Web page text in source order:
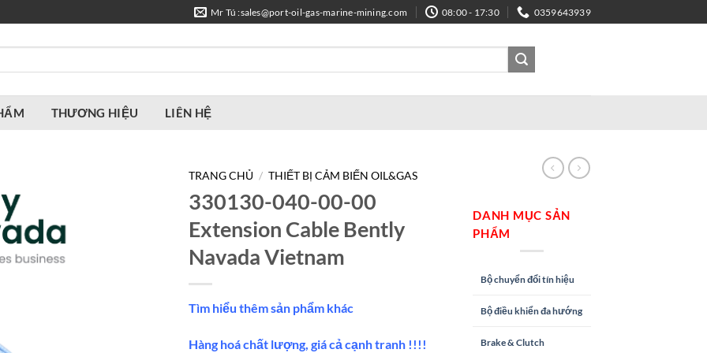
Mr Tú :sales@port-oil-gas-marine-mining.com 08:00 - 17:30 0359643939
THƯƠNG HIỆU LIÊN HỆ
TRANG CHỦ / THIẾT BỊ CẢM BIẾN OIL&GAS
330130-040-00-00
Extension Cable Bently
Navada Vietnam
Tìm hiểu thêm sản phẩm khác
Hàng hoá chất lượng, giá cả cạnh tranh !!!!
DANH MỤC SẢN
PHẨM
Bộ chuyển đổi tín hiệu
Bộ điều khiển đa hướng
Brake & Clutch